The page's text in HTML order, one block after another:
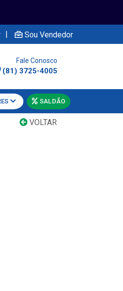
| Sou Vendedor
Fale Conosco
(81) 3725-4005
SALDÃO
VOLTAR